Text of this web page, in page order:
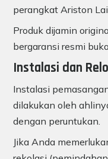
perangkat Ariston
Produk dijamin
bergaransi resmi
Instalasi dan
Instalasi
dilakukan oleh
dengan peruntukan.
Jika Anda